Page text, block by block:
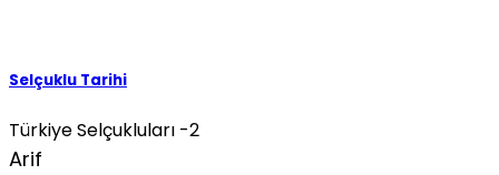
Selçuklu Tarihi
Türkiye Selçukluları -2
Arif